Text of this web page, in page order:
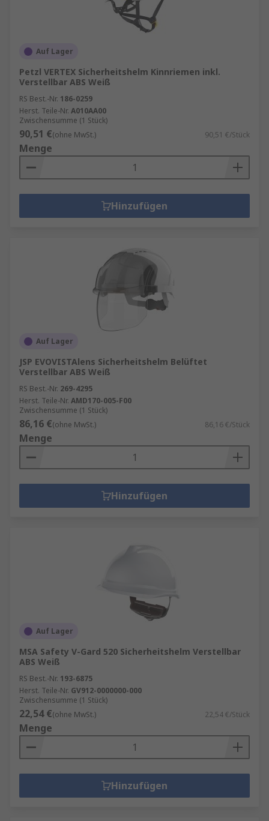
Auf Lager
Petzl VERTEX Sicherheitshelm Kinnriemen inkl.
Verstellbar ABS Weiß
RS Best.-Nr. 186-0259
Herst. Teile-Nr. A010AA00
Zwischensumme (1 Stück)
90,51 €(ohne MwSt.) 90,51 €/Stück
Menge
Hinzufügen
Auf Lager
JSP EVOVISTAlens Sicherheitshelm Belüftet
Verstellbar ABS Weiß
RS Best.-Nr. 269-4295
Herst. Teile-Nr. AMD170-005-F00
Zwischensumme (1 Stück)
86,16 €(ohne MwSt.) 86,16 €/Stück
Menge
Hinzufügen
Auf Lager
MSA Safety V-Gard 520 Sicherheitshelm Verstellbar
ABS Weiß
RS Best.-Nr. 193-6875
Herst. Teile-Nr. GV912-0000000-000
Zwischensumme (1 Stück)
22,54 €(ohne MwSt.) 22,54 €/Stück
Menge
Hinzufügen